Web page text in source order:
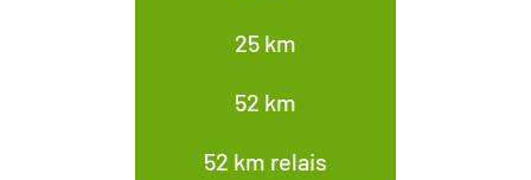
25 km
52 km
52 km relais